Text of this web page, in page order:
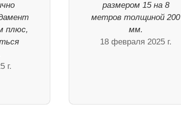
плюс,
г.
размером 15 на 8
метров толщиной 200
мм.
18 февраля 2025 г.